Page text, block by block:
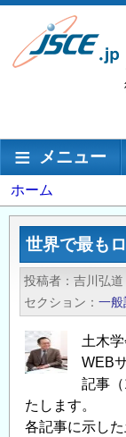
メ
ン
移
メインナビゲー
メニュー
パ
ン
く
ず
ホーム
世界で最も
投稿者 吉川弘道
セクション
一般
土木学
WEB
記事
たします。
各記事に示し